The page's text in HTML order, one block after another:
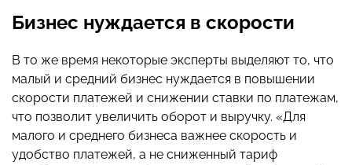
Бизнес нуждается в скорости
В то же время некоторые эксперты выделяют то, что
малый и средний бизнес нуждается в повышении
скорости платежей и снижении ставки по платежам,
что позволит увеличить оборот и выручку. «Для
малого и среднего бизнеса важнее скорость и
удобство платежей, а не сниженный тариф